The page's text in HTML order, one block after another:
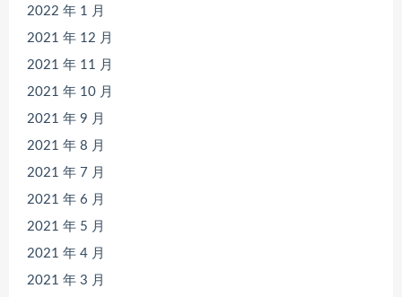
2022 年 1 月
2021 年 12 月
2021 年 11 月
2021 年 10 月
2021 年 9 月
2021 年 8 月
2021 年 7 月
2021 年 6 月
2021 年 5 月
2021 年 4 月
2021 年 3 月